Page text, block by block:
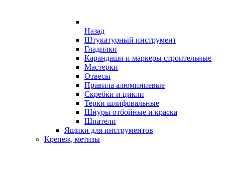
Назад
Штукатурный инструмент
Гладилки
Карандаши и маркеры строительные
Мастерки
Отвесы
Правила алюминиевые
Скребки и цикли
Терки шлифовальные
Шнуры отбойные и краска
Шпатели
Ящики для инструментов
Крепеж, метизы